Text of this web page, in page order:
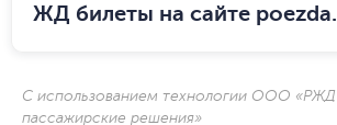
ЖД билеты на сайте
С использованием технологии ООО
пассажирские решения»